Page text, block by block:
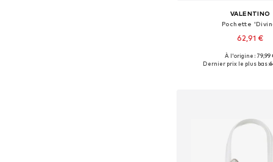
VALENTINO
Pochette
62,91 €
+1
Tailles disponibles:
À l'origine : 79,99
Dernier prix le plus bas :